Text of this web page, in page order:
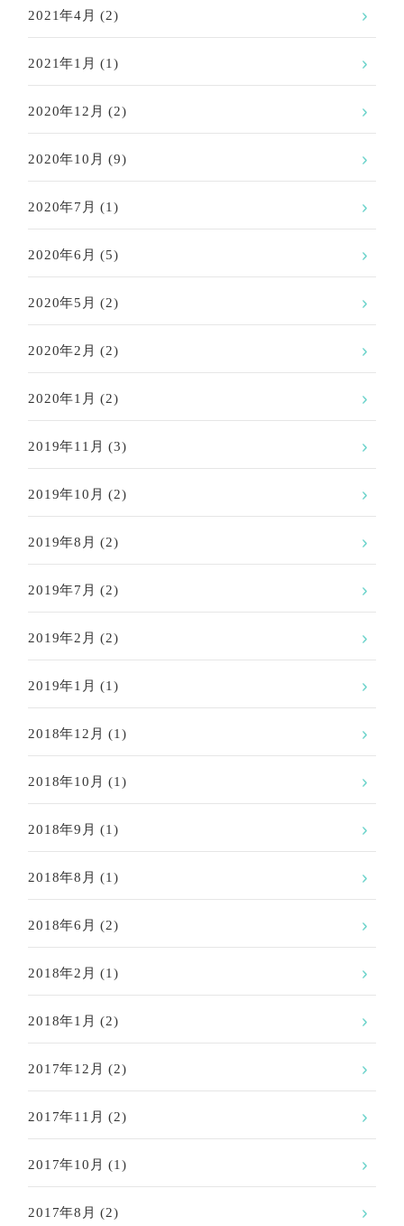
2021年4月 (2)
2021年1月 (1)
2020年12月 (2)
2020年10月 (9)
2020年7月 (1)
2020年6月 (5)
2020年5月 (2)
2020年2月 (2)
2020年1月 (2)
2019年11月 (3)
2019年10月 (2)
2019年8月 (2)
2019年7月 (2)
2019年2月 (2)
2019年1月 (1)
2018年12月 (1)
2018年10月 (1)
2018年9月 (1)
2018年8月 (1)
2018年6月 (2)
2018年2月 (1)
2018年1月 (2)
2017年12月 (2)
2017年11月 (2)
2017年10月 (1)
2017年8月 (2)